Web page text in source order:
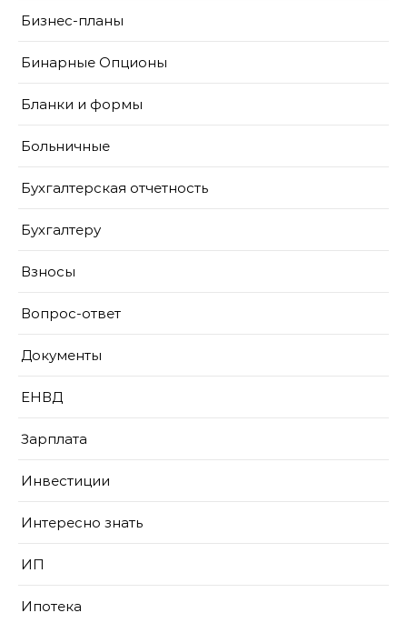
Бизнес-планы
Бинарные Опционы
Бланки и формы
Больничные
Бухгалтерская отчетность
Бухгалтеру
Взносы
Вопрос-ответ
Документы
ЕНВД
Зарплата
Инвестиции
Интересно знать
ИП
Ипотека